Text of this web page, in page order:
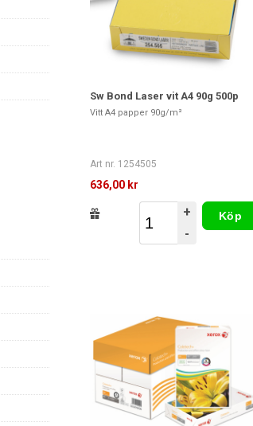
Sw Bond Laser vit A4 90g 500p
Vitt A4 papper 90g/m²
Art nr. 1254505
636,00 kr
+
-
Köp